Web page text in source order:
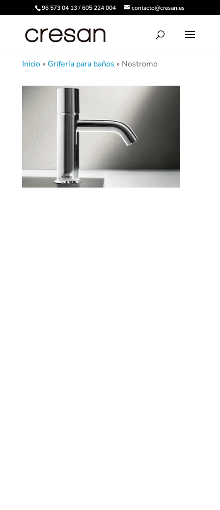
96 573 04 13 / 605 224 004 contacto@cresan.es
Inicio» Grifería para baños » Nostromo